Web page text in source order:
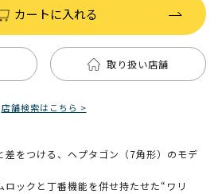
カートに入れる
取り扱い店舗
店舗検索はこちら >
差をつける、ヘプタゴン（7角形）のモデ
ロックと丁番機能を併せ持たせた“ワリ